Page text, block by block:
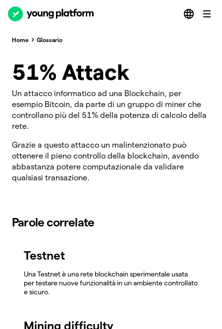
Home Glossario
51% Attack
Un attacco informatico ad una Blockchain, per
esempio Bitcoin, da parte di un gruppo di miner che
controllano più del 51% della potenza di calcolo della
rete.
Grazie a questo attacco un malintenzionato può
ottenere il pieno controllo della blockchain, avendo
abbastanza potere computazionale da validare
qualsiasi transazione.
Parole correlate
Testnet
Una Testnet è una rete blockchain sperimentale usata
per testare nuove funzionalità in un ambiente controllato
e sicuro.
Mining difficulty